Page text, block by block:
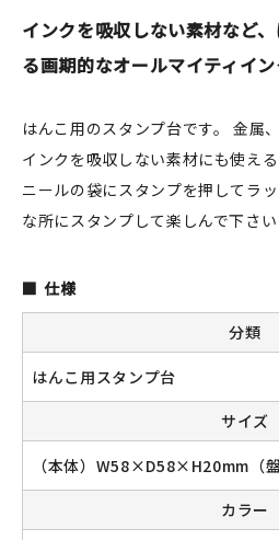
おすすめ特集
読みもの
イベント・ワークショップ
ギャラリー
新規会員登録
インクを吸収しない素材など
る画期的なオールマイティイン
はんこ用のスタンプ台です。 金属
インクを吸収しない素材にも使え
ニールの袋にスタンプを押してラ
な所にスタンプして楽しんで下さい
仕様
分類
はんこ用スタンプ台
サイズ
（本体）W58×D58×H20mm（
カラー